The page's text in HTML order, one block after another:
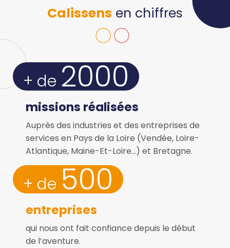
Calissens en chiffres
+ de 2000
missions réalisées
Auprès des industries et des entreprises de
services en Pays de la Loire (Vendée, Loire-
Atlantique, Maine-Et-Loire…) et Bretagne.
+ de 500
entreprises
qui nous ont fait confiance depuis le début
de l’aventure.